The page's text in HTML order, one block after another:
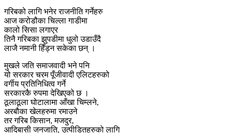
गरिबको लागि भनेर राजनीति गर्नेहरु
आज करोडौका चिल्ला गाडीमा
कालो सिसा लगाएर
तिनै गरिबका झुपडीमा धुलो उडाउँदै
लाजै नमानी हिँड्न सकेका छन् ।
मुखले जति समाजवादी भने पनि
यो सरकार चरम पूँजीवादी एलिटहरुको
वर्गीय प्रतिनिधित्व गर्ने
सरकारकै रुपमा देखिएको छ ।
ठूलाठूला घोटालामा आँखा चिम्लने,
अरबौका खेलहरुमा रमाउने
तर गरिब किसान, मजदुर,
आदिबासी जनजाति, उत्पीडितहरुको लागि